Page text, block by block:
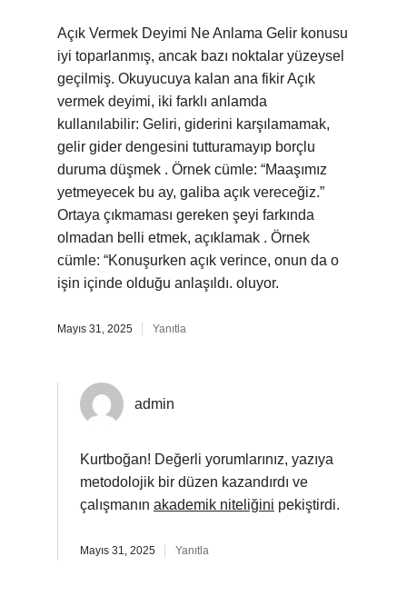
Açık Vermek Deyimi Ne Anlama Gelir konusu
iyi toparlanmış, ancak bazı noktalar yüzeysel
geçilmiş. Okuyucuya kalan ana fikir Açık
vermek deyimi, iki farklı anlamda
kullanılabilir: Geliri, giderini karşılamamak,
gelir gider dengesini tutturamayıp borçlu
duruma düşmek . Örnek cümle: “Maaşımız
yetmeyecek bu ay, galiba açık vereceğiz.”
Ortaya çıkmaması gereken şeyi farkında
olmadan belli etmek, açıklamak . Örnek
cümle: “Konuşurken açık verince, onun da o
işin içinde olduğu anlaşıldı. oluyor.
Mayıs 31, 2025 Yanıtla
admin
Kurtboğan! Değerli yorumlarınız, yazıya
metodolojik bir düzen kazandırdı ve
çalışmanın akademik niteliğini pekiştirdi.
Mayıs 31, 2025 Yanıtla